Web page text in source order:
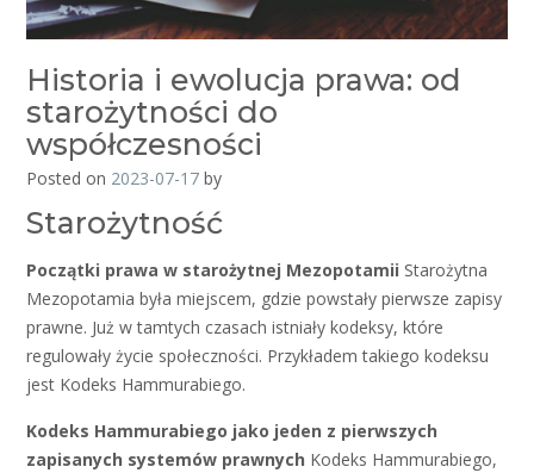
Historia i ewolucja prawa: od
starożytności do
współczesności
Posted on 2023-07-17 by
Starożytność
Początki prawa w starożytnej Mezopotamii Starożytna
Mezopotamia była miejscem, gdzie powstały pierwsze zapisy
prawne. Już w tamtych czasach istniały kodeksy, które
regulowały życie społeczności. Przykładem takiego kodeksu
jest Kodeks Hammurabiego.
Kodeks Hammurabiego jako jeden z pierwszych
zapisanych systemów prawnych Kodeks Hammurabiego,